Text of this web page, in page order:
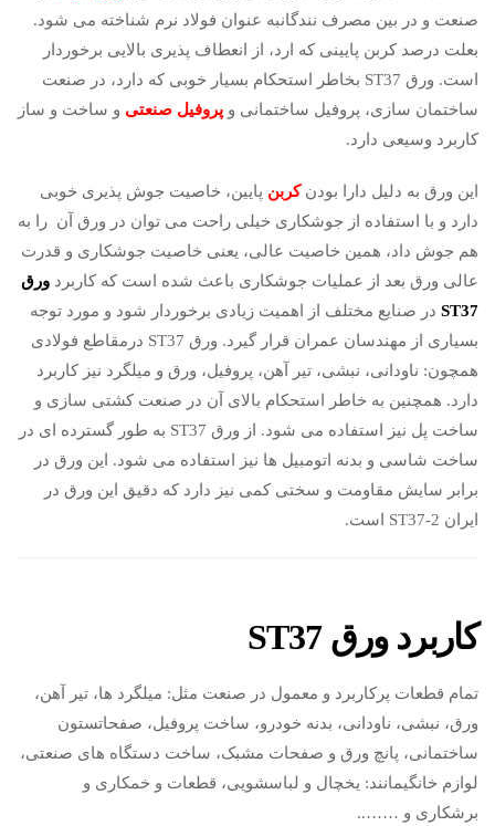
صنعت و در بین مصرف نندگانبه عنوان فولاد نرم شناخته می شود.
بعلت درصد کربن پایینی که ارد، از انعطاف پذیری بالایی برخوردار
است. ورق ST37 بخاطر استحکام بسیار خوبی که دارد، در صنعت
ساختمان سازی، پروفیل ساختمانی و پروفیل صنعتی و ساخت و ساز
کاربرد وسیعی دارد.
این ورق به دلیل دارا بودنکربن پایین، خاصیت جوش پذیری خوبی
دارد و با استفاده از جوشکاری خیلی راحت می توان در ورق آن را به
هم جوش داد، همین خاصیت عالی، یعنی خاصیت جوشکاری و قدرت
عالی ورق بعد از عملیات جوشکاری باعث شده است که کاربرد ورق
ST37 در صنایع مختلف از اهمیت زیادی برخوردار شود و مورد توجه
بسیاری از مهندسان عمران قرار گیرد. ورق ST37 درمقاطع فولادی
همچون: ناودانی، نبشی، تیر آهن، پروفیل، ورق و میلگرد نیز کاربرد
دارد. همچنین به خاطر استحکام بالای آن در صنعت کشتی سازی و
ساخت پل نیز استفاده می شود. از ورق ST37 به طور گسترده ای در
ساخت شاسی و بدنه اتومبیل ها نیز استفاده می شود. این ورق در
برابر سایش مقاومت و سختی کمی نیز دارد که دقیق این ورق در
ایران ST37-2 است.
کاربرد ورق ST37
تمام قطعات پرکاربرد و معمول در صنعت مثل: میلگرد ها، تیر آهن،
ورق، نبشی، ناودانی، بدنه خودرو، ساخت پروفیل، صفحاتستون
ساختمانی، پانچ ورق و صفحات مشبک، ساخت دستگاه های صنعتی،
لوازم خانگیمانند: یخچال و لباسشویی، قطعات و خمکاری و
برشکاری و ……..